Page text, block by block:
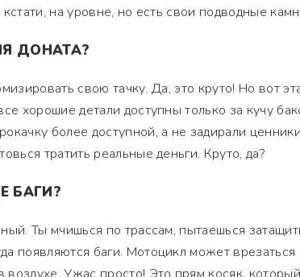
на уровне, но есть свои подводные
ДОНАТА?
свою тачку. Да, это круто! Но вот
хорошие детали доступны только за кучу
более доступной, а не задирали
тратить реальные деньги. Круто, да?
БАГИ?
Ты мчишься по трассам, пытаешься
появляются баги. Мотоцикл может врезаться